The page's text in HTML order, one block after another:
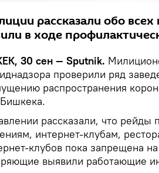
рассказали обо
в ходе
30 сен — Sputnik.
проверили ряд
распространения
рассказали, что
интернет-клубам,
клубов пока запрещена
выявили работающие